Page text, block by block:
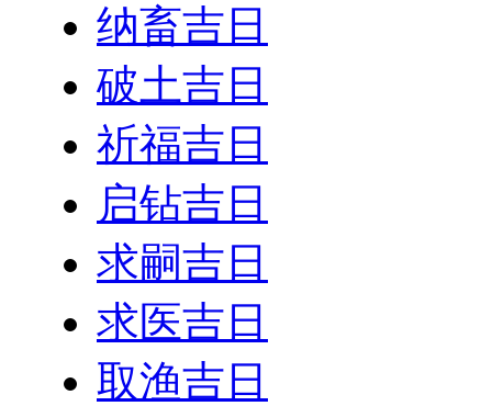
纳畜吉日
破土吉日
祈福吉日
启钻吉日
求嗣吉日
求医吉日
取渔吉日